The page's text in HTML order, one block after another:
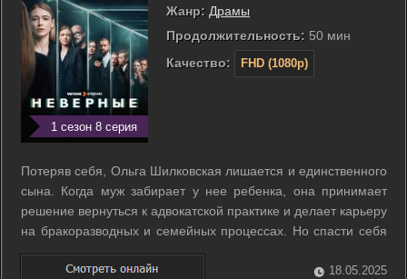
1 сезон 8 серия
Жанр: Драмы
Продолжительность: 50 мин
Качество:
FHD (1080p)
Потеряв себя, Ольга Шилковская лишается и единственного
сына. Когда муж забирает у нее ребенка, она принимает
решение вернуться к адвокатской практике и делает карьеру
на бракоразводных и семейных процессах. Но спасти себя
оказывается сложнее, чем стать медийным и успешным
адвокатом. К Ольге приходят за помощью, когда
18.05.2025